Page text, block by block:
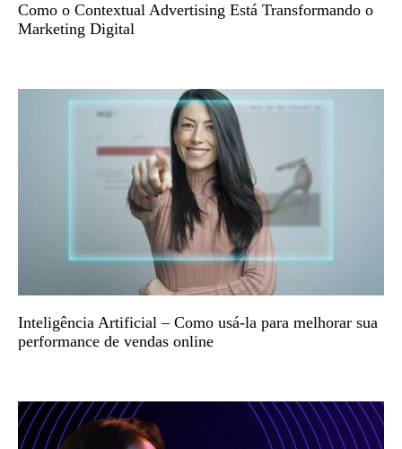
Como o Contextual Advertising Está Transformando o
Marketing Digital
Inteligência Artificial – Como usá-la para melhorar sua
performance de vendas online